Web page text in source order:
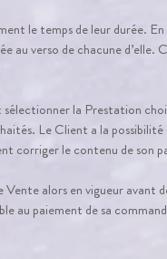
le temps de leur durée.
au verso de chacune
la Prestation
Le Client a la
corriger le contenu de son
Vente alors en vigueur
au paiement de sa